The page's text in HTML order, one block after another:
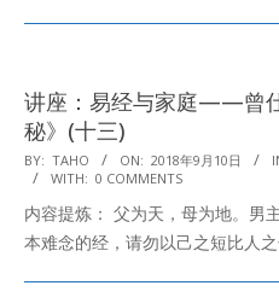
讲座：易经与家庭——曾
秘》(十三)
2018-
09-
10
BY: TAHO ON: 2018年9月10日
WITH: 0 COMMENTS
内容提炼： 父为天，母为地。男
本难念的经，请勿以己之短比人